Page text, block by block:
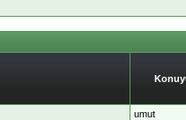
umut